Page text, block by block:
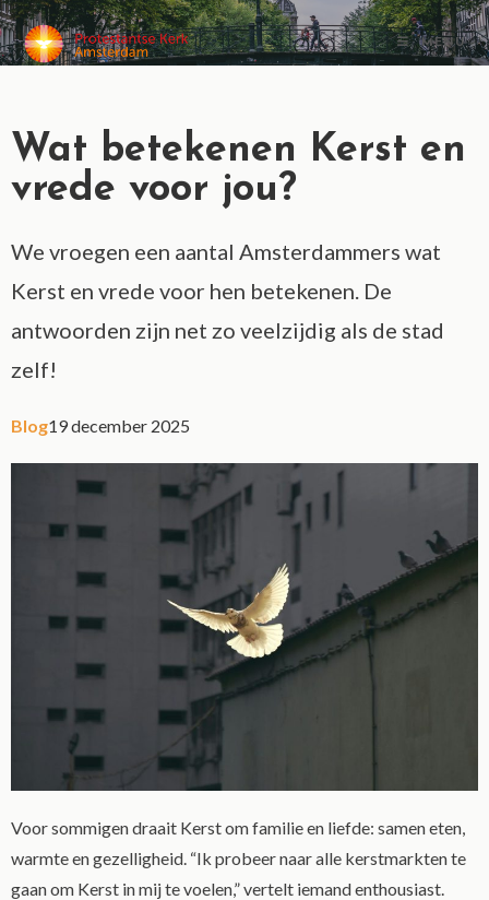
MENU
Wat betekenen Kerst en
vrede voor jou?
We vroegen een aantal Amsterdammers wat
Kerst en vrede voor hen betekenen. De
antwoorden zijn net zo veelzijdig als de stad
zelf!
Blog19 december 2025
Voor sommigen draait Kerst om familie en liefde: samen eten,
warmte en gezelligheid. “Ik probeer naar alle kerstmarkten te
gaan om Kerst in mij te voelen,” vertelt iemand enthousiast.